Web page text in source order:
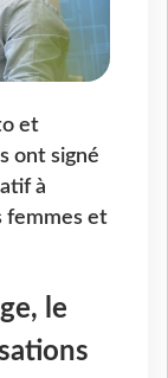
et
ont signé
à
femmes et
le